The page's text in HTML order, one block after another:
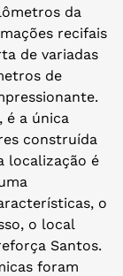
da
recifais
de variadas
de
é a única
construída
localização é
o
o local
Santos.
foram